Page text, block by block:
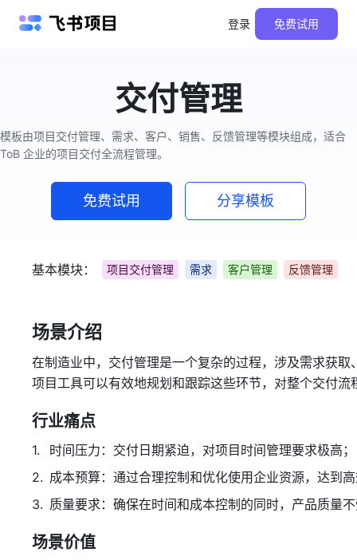
登录 免费试用
交付管理
模板由项目交付管理、需求、客户、销售、反馈管理等模块组成，适合
ToB 企业的项目交付全流程管理。
免费试用 分享模板
基本模块： 项目交付管理 需求 客户管理 反馈管理
场景介绍
在制造业中，交付管理是一个复杂的过程，涉及需求获
项目工具可以有效地规划和跟踪这些环节，对整个交付流
行业痛点
时间压力：交付日期紧迫，对项目时间管理要求极高；
成本预算：通过合理控制和优化使用企业资源，达到
质量要求：确保在时间和成本控制的同时，产品质量
场景价值